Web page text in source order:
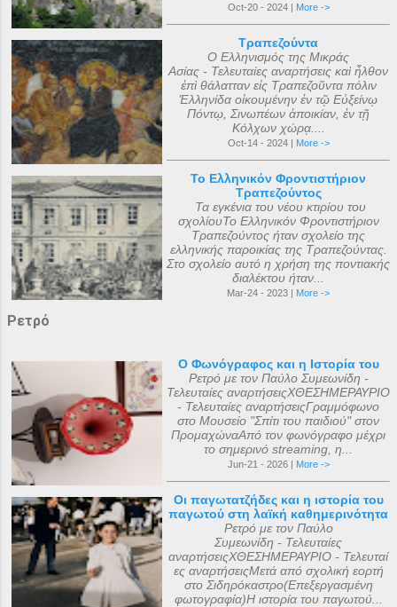
Oct-20 - 2024 | More ->
Τραπεζούντα
Ο Ελληνισμός της Μικράς
Ασίας - Τελευταίες αναρτήσεις καὶ ἦλθον
ἐπὶ θάλατταν εἰς Τραπεζοῦντα πόλιν
Ἑλληνίδα οἰκουμένην ἐν τῷ Εὐξείνῳ
Πόντῳ, Σινωπέων ἀποικίαν, ἐν τῇ
Κόλχων χώρᾳ....
Oct-14 - 2024 | More ->
Το Ελληνικόν Φροντιστήριον
Τραπεζούντος
Τα εγκένια του νέου κτιρίου του
σχολίουΤο Ελληνικόν Φροντιστήριον
Τραπεζούντος ήταν σχολείο της
ελληνικής παροικίας της Τραπεζούντας.
Στο σχολείο αυτό η χρήση της ποντιακής
διαλέκτου ήταν...
Mar-24 - 2023 | More ->
Ρετρό
Ο Φωνόγραφος και η Ιστορία του
Ρετρό με τον Παύλο Συμεωνίδη -
Τελευταίες αναρτήσειςΧΘΕΣΗΜΕΡΑΥΡΙΟ
- Τελευταίες αναρτήσειςΓραμμόφωνο
στο Μουσείο "Σπίτι του παιδιού" στον
ΠρομαχώναΑπό τον φωνόγραφο μέχρι
το σημερινό streaming, η...
Jun-21 - 2026 | More ->
Οι παγωτατζήδες και η ιστορία του
παγωτού στη λαϊκή καθημερινότητα
Ρετρό με τον Παύλο
Συμεωνίδη - Τελευταίες
αναρτήσειςΧΘΕΣΗΜΕΡΑΥΡΙΟ - Τελευταί
ες αναρτήσειςΜετά από σχολική εορτή
στο Σιδηρόκαστρο(Επεξεργασμένη
φωτογραφία)Η ιστορία του παγωτού...